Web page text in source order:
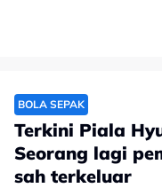
BOLA SEPAK
Terkini Piala
Seorang lagi
sah terkeluar